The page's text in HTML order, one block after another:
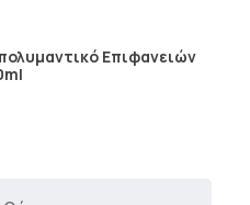
Επιφανειών